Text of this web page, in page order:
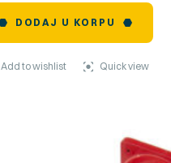
DODAJ U KORPU
Add to wishlist Quick view